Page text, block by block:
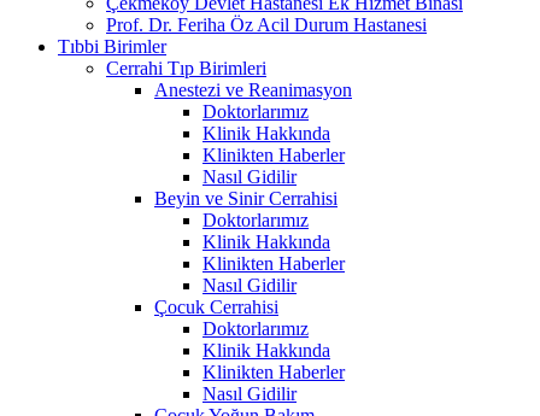
Prof. Dr. Feriha Öz Acil Durum Hastanesi
Tıbbi Birimler
Cerrahi Tıp Birimleri
Anestezi ve Reanimasyon
Doktorlarımız
Klinik Hakkında
Klinikten Haberler
Nasıl Gidilir
Beyin ve Sinir Cerrahisi
Doktorlarımız
Klinik Hakkında
Klinikten Haberler
Nasıl Gidilir
Çocuk Cerrahisi
Doktorlarımız
Klinik Hakkında
Klinikten Haberler
Nasıl Gidilir